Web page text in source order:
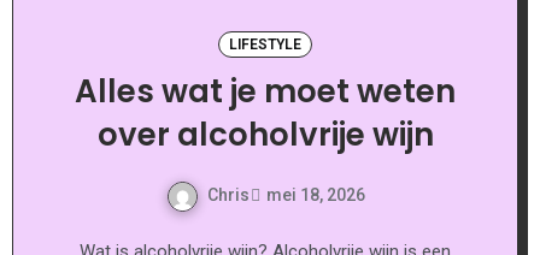
LIFESTYLE
Alles wat je moet weten
over alcoholvrije wijn
Chris mei 18, 2026